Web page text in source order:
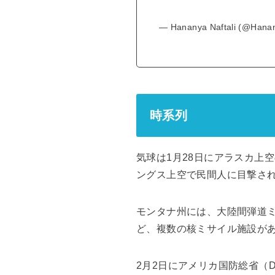
— Hananya Naftali
時系列
気球は1月28日にアラスカ上
ングス上空で民間人に目撃さ
モンタナ州には、大陸間弾道
ど、複数の核ミサイル施設が
2月2日にアメリカ国防総省（